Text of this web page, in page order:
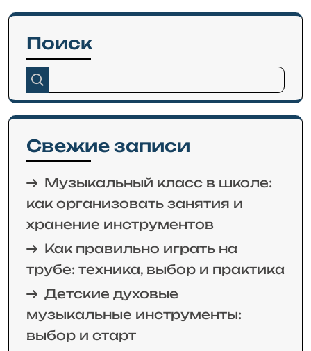
Поиск
Свежие записи
Музыкальный класс в школе:
как организовать занятия и
хранение инструментов
Как правильно играть на
трубе: техника, выбор и практика
Детские духовые
музыкальные инструменты:
выбор и старт